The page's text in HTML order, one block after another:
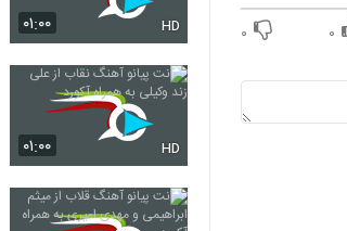
۰ ۰ ۰۱:۰۰ HD
۰۱:۰۰ HD